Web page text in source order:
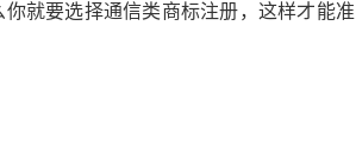
就要选择通信类商标注册，这样才能准